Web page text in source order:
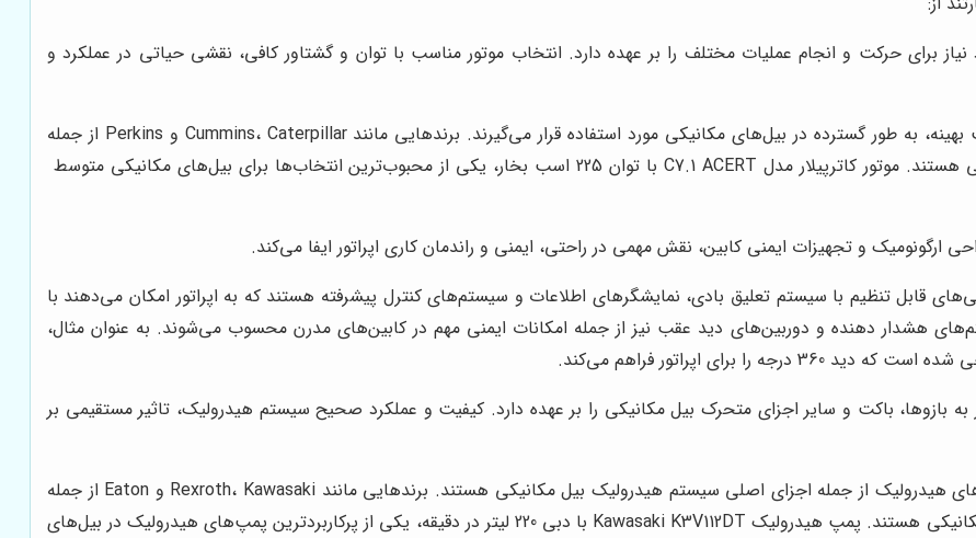
برای حرکت و انجام عملیات مختلف را بر عهده دارد. انتخاب موتور مناسب با توان و گشتاور کافی، نقشی حیاتی در عملکرد و
موتورهای دیزلی به دلیل قدرت بالا، دوام و مصرف سوخت بهینه، به طور گسترده در بیل‌های مکانیکی مورد استفاده قرار می‌گیرند. برندهایی مانند Cummins، Caterpillar و Perkins از جمله
تولیدکنندگان معتبر موتورهای دیزلی برای بیل‌های مکانیکی هستند. موتور کاترپیلار مدل C7.1 ACERT با توان 225 اسب بخار، یکی از محبوب‌ترین انتخاب‌ها برای بیل‌های مکانیکی متوسط ​​
ارگونومیک و تجهیزات ایمنی کابین، نقش مهمی در راحتی، ایمنی و راندمان کاری اپراتور ایفا می‌کند.
قابل تنظیم با سیستم تعلیق بادی، نمایشگرهای اطلاعات و سیستم‌های کنترل پیشرفته هستند که به اپراتور امکان می‌دهند با
هشدار دهنده و دوربین‌های دید عقب نیز از جمله امکانات ایمنی مهم در کابین‌های مدرن محسوب می‌شوند. به عنوان مثال،
به بازوها، باکت و سایر اجزای متحرک بیل مکانیکی را بر عهده دارد. کیفیت و عملکرد صحیح سیستم هیدرولیک، تاثیر مستقیمی بر
پمپ‌های هیدرولیک، شیرهای کنترل، سیلندرها و شیلنگ‌های هیدرولیک از جمله اجزای اصلی سیستم هیدرولیک بیل مکانیکی هستند. برندهایی مانند Rexroth، Kawasaki و Eaton از جمله
تولیدکنندگان معتبر سیستم‌های هیدرولیک برای بیل‌های مکانیکی هستند. پمپ هیدرولیک Kawasaki K3V112DT با دبی 220 لیتر در دقیقه، یکی از پرکاربردترین پمپ‌های هیدرولیک در بیل‌های